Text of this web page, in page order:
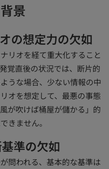
景
の想定力の欠如
リオを経て重大化すること
覚直後の状況では、断片的
うな場合、少ない情報の中
オを想定して、最悪の事態
が吹けば桶屋が儲かる」的
きません。
基準の欠如
問われる、基本的な基準は